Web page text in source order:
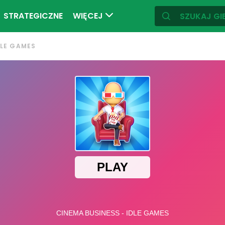
STRATEGICZNE WIĘCEJ
GAMES